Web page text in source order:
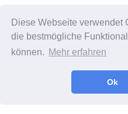
Diese Webseite verwendet
die bestmögliche
können. Mehr erfahren
Ok